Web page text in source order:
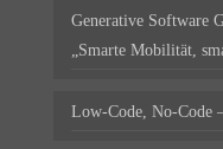
Generative Software
„Smarte Mobilität,
Low-Code, No-Code